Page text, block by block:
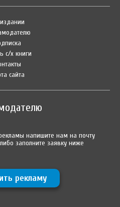
с/х книги
сайта
напишите нам на почту
либо заполните заявку ниже
рекламу